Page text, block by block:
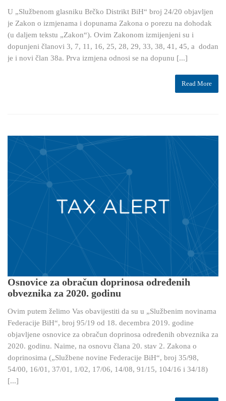
U „Službenom glasniku Brčko Distrikt BiH“ broj 24/20 objavljen
je Zakon o izmjenama i dopunama Zakona o porezu na dohodak
(u daljem tekstu „Zakon“). Ovim Zakonom izmijenjeni su i
dopunjeni članovi 3, 7, 11, 16, 25, 28, 29, 33, 38, 41, 45, a dodan
je i novi član 38a. Prva izmjena odnosi se na dopunu [...]
Read More
Osnovice za obračun doprinosa određenih
obveznika za 2020. godinu
Ovim putem želimo Vas obavijestiti da su u „Službenim novinama
Federacije BiH“, broj 95/19 od 18. decembra 2019. godine
objavljene osnovice za obračun doprinosa određenih obveznika za
2020. godinu. Naime, na osnovu člana 20. stav 2. Zakona o
doprinosima („Službene novine Federacije BiH“, broj 35/98,
54/00, 16/01, 37/01, 1/02, 17/06, 14/08, 91/15, 104/16 i 34/18)
[...]